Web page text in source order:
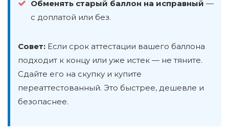
Обменять старый баллон на исправный —
с доплатой или без.
Совет: Если срок аттестации вашего баллона
подходит к концу или уже истек — не тяните.
Сдайте его на скупку и купите
переаттестованный. Это быстрее, дешевле и
безопаснее.